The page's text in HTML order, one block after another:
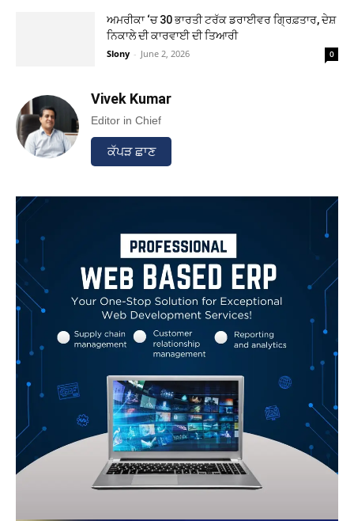
ਅਮਰੀਕਾ ‘ਚ 30 ਭਾਰਤੀ ਟਰੱਕ ਡਰਾਈਵਰ ਗ੍ਰਿਫ਼ਤਾਰ, ਦੇਸ਼
ਨਿਕਾਲੇ ਦੀ ਕਾਰਵਾਈ ਦੀ ਤਿਆਰੀ
Slony - June 2, 2026 0
Vivek Kumar
Editor in Chief
ਕੱਪੜ ਛਾਣ